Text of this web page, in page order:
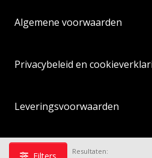
Resultaten:
Algemene voorwaarden
Privacybeleid en
Leveringsvoorwaarden
Sitemap